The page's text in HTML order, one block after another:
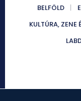
BELFÖLD
KULTÚRA, ZENE